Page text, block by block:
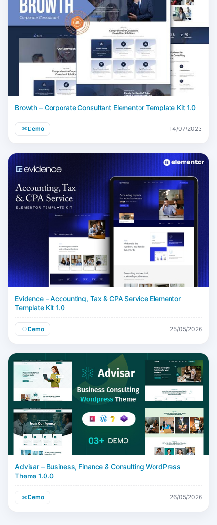
Browth – Corporate Consultant Elementor Template Kit 1.0
Demo 14/07/2023
Evidence – Accounting, Tax & CPA Service Elementor
Template Kit 1.0
Demo 25/05/2026
Advisar – Business, Finance & Consulting WordPress
Theme 1.0.0
Demo 26/05/2026